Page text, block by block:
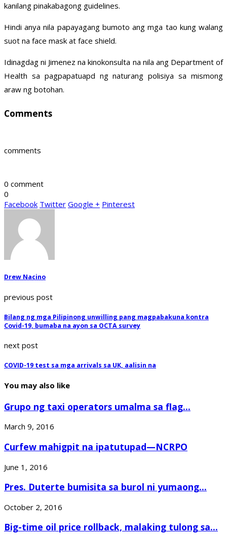
kanilang pinakabagong guidelines.
Hindi anya nila papayagang bumoto ang mga tao kung walang
suot na face mask at face shield.
Idinagdag ni Jimenez na kinokonsulta na nila ang Department of
Health sa pagpapatuapd ng naturang polisiya sa mismong
araw ng botohan.
Comments
comments
0 comment
0
Facebook Twitter Google + Pinterest
Drew Nacino
previous post
Bilang ng mga Pilipinong unwilling pang magpabakuna kontra
Covid-19, bumaba na ayon sa OCTA survey
next post
COVID-19 test sa mga arrivals sa UK, aalisin na
You may also like
Grupo ng taxi operators umalma sa flag...
March 9, 2016
Curfew mahigpit na ipatutupad—NCRPO
June 1, 2016
Pres. Duterte bumisita sa burol ni yumaong...
October 2, 2016
Big-time oil price rollback, malaking tulong sa...